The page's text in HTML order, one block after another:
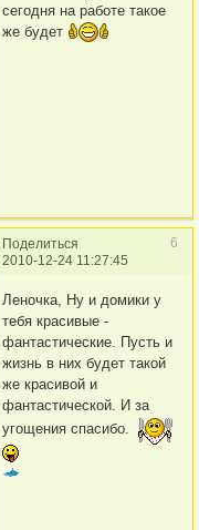
сегодня на работе такое
же будет
Поделиться
6
2010-12-24 11:27:45
Леночка, Ну и домики у
тебя красивые -
фантастические. Пусть и
жизнь в них будет такой
же красивой и
фантастической. И за
угощения спасибо.